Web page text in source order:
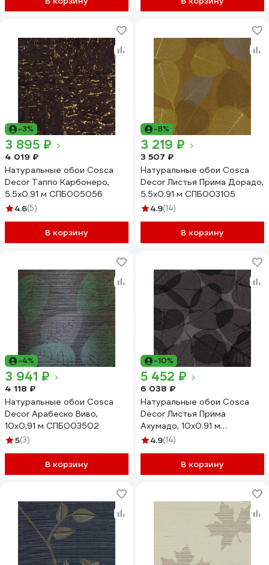
-3%
3 895 ₽
4 019 ₽
Натуральные обои Cosca
Decor Таппо Карбонеро,
5.5x0.91 м СПБ005056
4.6(5)
В корзину
-8%
3 219 ₽
3 507 ₽
Натуральные обои Cosca
Decor Листья Прима Дорадо,
5.5x0.91 м СПБ003105
4.9(14)
В корзину
-4%
3 941 ₽
4 118 ₽
Натуральные обои Cosca
Decor Арабеско Виво,
10x0,91 м СПБ003502
5(3)
В корзину
-10%
5 452 ₽
6 038 ₽
Натуральные обои Cosca
Decor Листья Прима
Ахумадо, 10x0.91 м
СПБ003100
4.9(14)
В корзину